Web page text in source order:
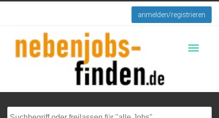
anmelden/registrieren